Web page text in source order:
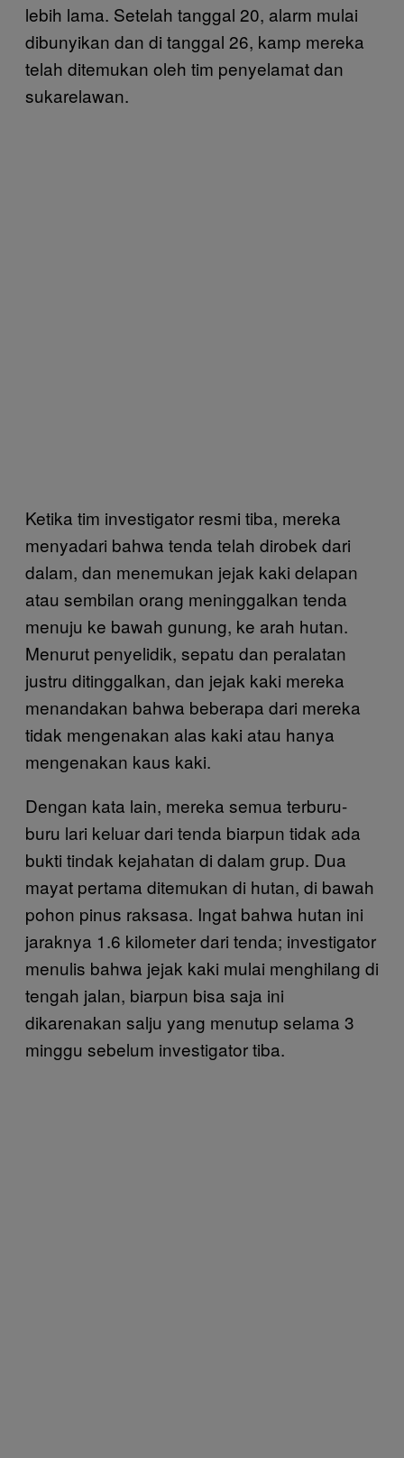
lebih lama. Setelah tanggal 20, alarm mulai
dibunyikan dan di tanggal 26, kamp mereka
telah ditemukan oleh tim penyelamat dan
sukarelawan.
Ketika tim investigator resmi tiba, mereka
menyadari bahwa tenda telah dirobek dari
dalam, dan menemukan jejak kaki delapan
atau sembilan orang meninggalkan tenda
menuju ke bawah gunung, ke arah hutan.
Menurut penyelidik, sepatu dan peralatan
justru ditinggalkan, dan jejak kaki mereka
menandakan bahwa beberapa dari mereka
tidak mengenakan alas kaki atau hanya
mengenakan kaus kaki.
Dengan kata lain, mereka semua terburu-
buru lari keluar dari tenda biarpun tidak ada
bukti tindak kejahatan di dalam grup. Dua
mayat pertama ditemukan di hutan, di bawah
pohon pinus raksasa. Ingat bahwa hutan ini
jaraknya 1.6 kilometer dari tenda; investigator
menulis bahwa jejak kaki mulai menghilang di
tengah jalan, biarpun bisa saja ini
dikarenakan salju yang menutup selama 3
minggu sebelum investigator tiba.